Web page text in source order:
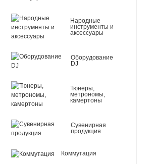
Народные
инструменты и
аксессуары
Оборудование
DJ
Тюнеры,
метрономы,
камертоны
Сувенирная
продукция
Коммутация